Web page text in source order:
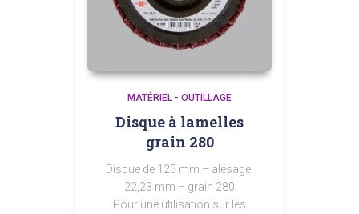
MATÉRIEL - OUTILLAGE
Disque à lamelles
grain 280
Disque de 125 mm – alésage:
22,23 mm – grain 280
Pour une utilisation sur les